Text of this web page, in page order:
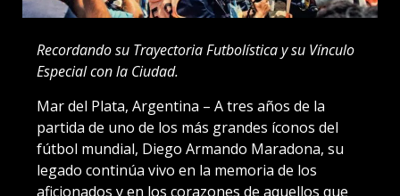
Recordando su Trayectoria Futbolística y su Vínculo
Especial con la Ciudad.
Mar del Plata, Argentina – A tres años de la
partida de uno de los más grandes íconos del
fútbol mundial, Diego Armando Maradona, su
legado continúa vivo en la memoria de los
aficionados y en los corazones de aquellos que